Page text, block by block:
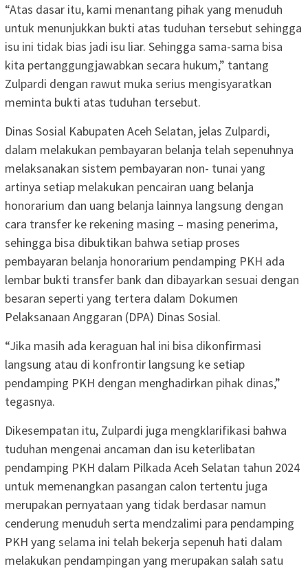
“Atas dasar itu, kami menantang pihak yang menuduh
untuk menunjukkan bukti atas tuduhan tersebut sehingga
isu ini tidak bias jadi isu liar. Sehingga sama-sama bisa
kita pertanggungjawabkan secara hukum,” tantang
Zulpardi dengan rawut muka serius mengisyaratkan
meminta bukti atas tuduhan tersebut.
Dinas Sosial Kabupaten Aceh Selatan, jelas Zulpardi,
dalam melakukan pembayaran belanja telah sepenuhnya
melaksanakan sistem pembayaran non- tunai yang
artinya setiap melakukan pencairan uang belanja
honorarium dan uang belanja lainnya langsung dengan
cara transfer ke rekening masing – masing penerima,
sehingga bisa dibuktikan bahwa setiap proses
pembayaran belanja honorarium pendamping PKH ada
lembar bukti transfer bank dan dibayarkan sesuai dengan
besaran seperti yang tertera dalam Dokumen
Pelaksanaan Anggaran (DPA) Dinas Sosial.
“Jika masih ada keraguan hal ini bisa dikonfirmasi
langsung atau di konfrontir langsung ke setiap
pendamping PKH dengan menghadirkan pihak dinas,”
tegasnya.
Dikesempatan itu, Zulpardi juga mengklarifikasi bahwa
tuduhan mengenai ancaman dan isu keterlibatan
pendamping PKH dalam Pilkada Aceh Selatan tahun 2024
untuk memenangkan pasangan calon tertentu juga
merupakan pernyataan yang tidak berdasar namun
cenderung menuduh serta mendzalimi para pendamping
PKH yang selama ini telah bekerja sepenuh hati dalam
melakukan pendampingan yang merupakan salah satu